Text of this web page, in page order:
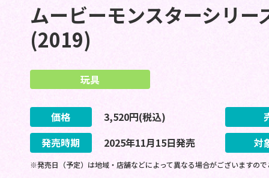
ムービーモンスターシリー
(2019)
玩具
価格 3,520円(税込)
発売時期
2025年11月15日発売 対
※発売日（予定）は地域・店舗などによって異なる場合がございますの